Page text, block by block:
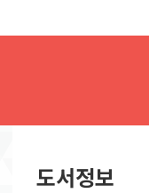
도서정보